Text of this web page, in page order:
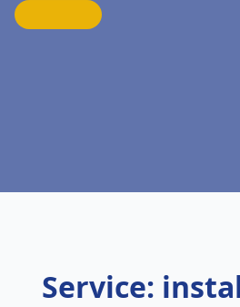
Service: